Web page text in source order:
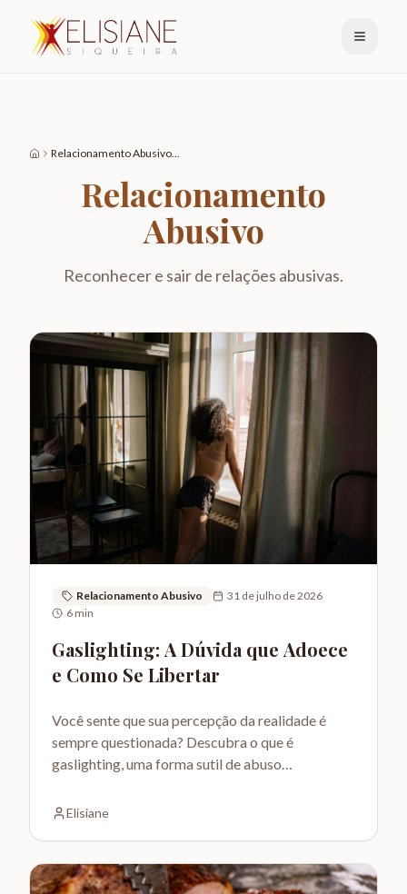
Relacionamento Abusivo...
Relacionamento
Abusivo
Reconhecer e sair de relações abusivas.
Relacionamento Abusivo
31 de julho de 2026
6min
Gaslighting: A Dúvida que Adoece
e Como Se Libertar
Você sente que sua percepção da realidade é
sempre questionada? Descubra o que é
gaslighting, uma forma sutil de abuso
Elisiane